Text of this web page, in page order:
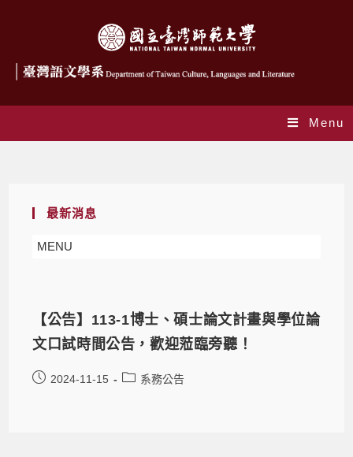
Menu
最新消息
MENU
【公告】113-1博士、碩士論文計畫與學位論
文口試時間公告，歡迎蒞臨旁聽！
2024-11-15 系務公告